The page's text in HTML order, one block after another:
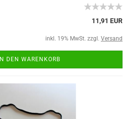
11,91 EUR
inkl. 19% MwSt. zzgl. Versand
IN DEN WARENKORB